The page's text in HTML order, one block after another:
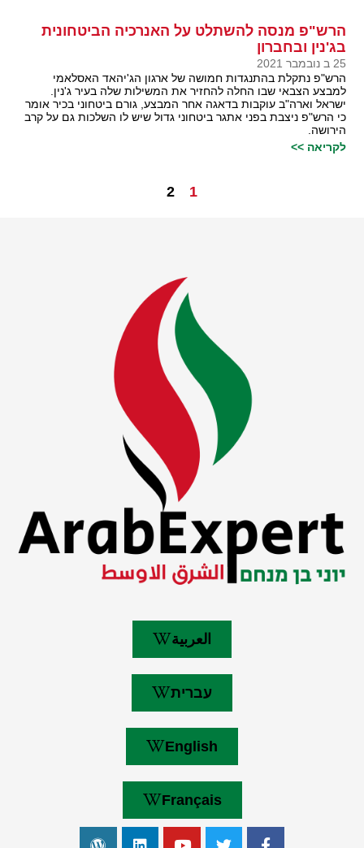
הרש"פ מנסה להשתלט על האנרכיה הביטחונית
בג'נין ובחברון
25 ב נובמבר 2021
הרש"פ נתקלת בהתנגדות חמושה של ארגון הג'יהאד האסלאמי
למבצע הצבאי שבו החלה להחזיר את המשילות שלה בעיר ג'נין.
ישראל וארה"ב עוקבות בדאגה אחר המבצע, גורם ביטחוני בכיר אומר
כי הרש"פ ניצבת בפני אתגר ביטחוני גדול שיש לו השלכות גם על קרב
הירושה.
לקריאה >>
1
2
العربية
עברית
English
Français